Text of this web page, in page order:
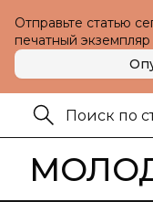
Отправьте статью
печатный